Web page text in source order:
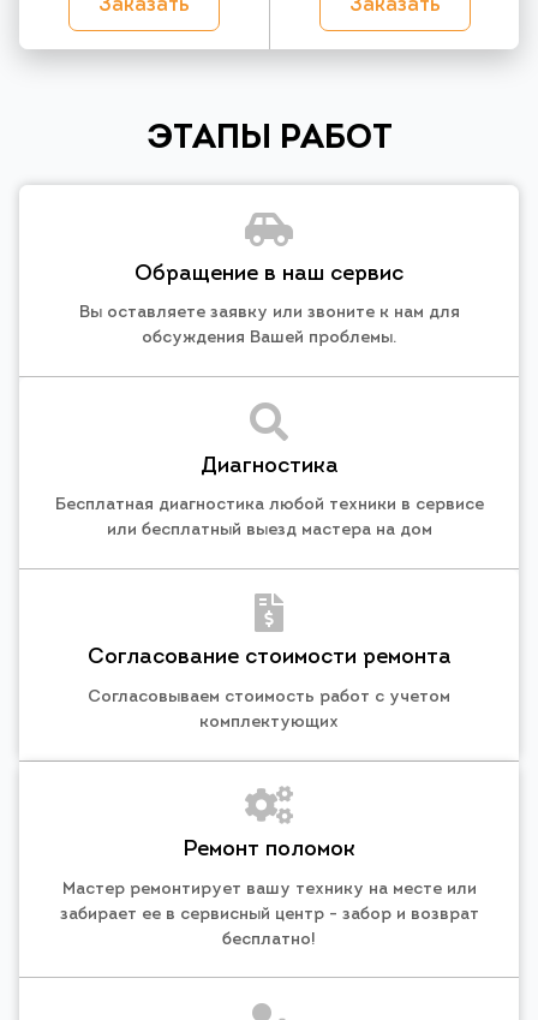
Заказать Заказать
ЭТАПЫ РАБОТ
Обращение в наш сервис
Вы оставляете заявку или звоните к нам для
обсуждения Вашей проблемы.
Диагностика
Бесплатная диагностика любой техники в сервисе
или бесплатный выезд мастера на дом
Согласование стоимости ремонта
Согласовываем стоимость работ с учетом
комплектующих
Ремонт поломок
Мастер ремонтирует вашу технику на месте или
забирает ее в сервисный центр - забор и возврат
бесплатно!